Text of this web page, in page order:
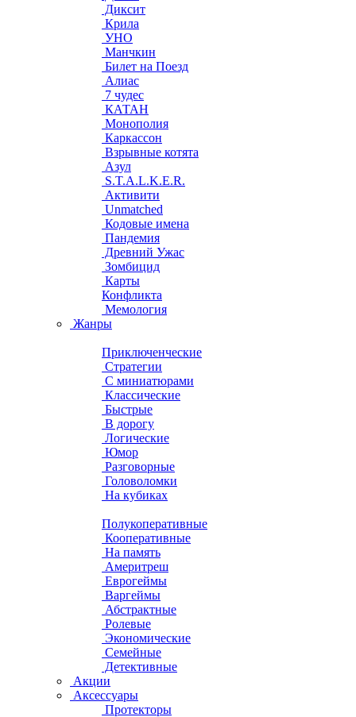
Диксит
Крила
УНО
Манчкин
Билет на Поезд
Алиас
7 чудес
КАТАН
Монополия
Каркассон
Взрывные котята
Азул
S.T.A.L.K.E.R.
Активити
Unmatched
Кодовые имена
Пандемия
Древний Ужас
Зомбицид
Карты
Конфликта
Мемология
Жанры
Приключенческие
Стратегии
С миниатюрами
Классические
Быстрые
В дорогу
Логические
Юмор
Разговорные
Головоломки
На кубиках
Полукоперативные
Кооперативные
На память
Америтреш
Еврогеймы
Варгеймы
Абстрактные
Ролевые
Экономические
Семейные
Детективные
Акции
Аксессуары
Протекторы